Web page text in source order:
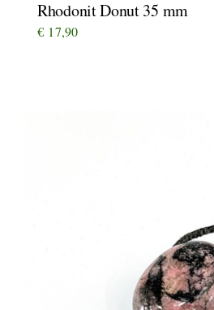
Rhodonit Donut 35 mm
€ 17,90